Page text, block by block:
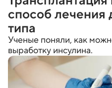
способ лечения
типа
Ученые поняли, как
выработку инсулина.